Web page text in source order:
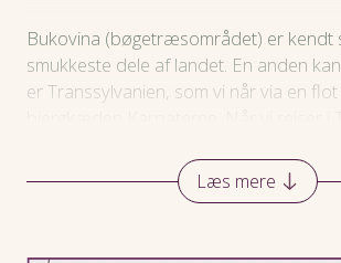
Bukovina (bøgetræsområdet) er kendt
smukkeste dele af landet. En anden
er Transsylvanien, som vi når via en
ungarske kultur og historie og smager
Læs mere